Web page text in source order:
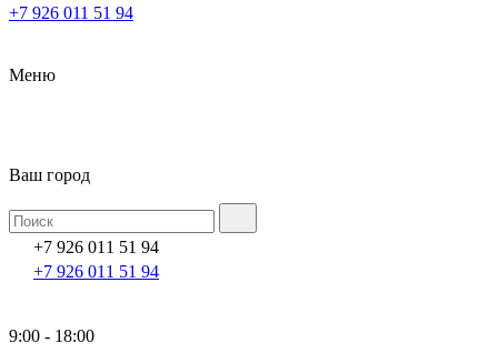
+7 926 011 51 94
Меню
Ваш город
+7 926 011 51 94
+7 926 011 51 94
9:00 - 18:00